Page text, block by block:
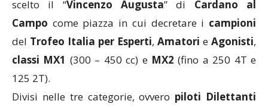
scelto il “Vincenzo Augusta” di Cardano al
Campo come piazza in cui decretare i campioni
del Trofeo Italia per Esperti, Amatori e Agonisti,
classi MX1 (300 – 450 cc) e MX2 (fino a 250 4T e
125 2T).
Divisi nelle tre categorie, ovvero piloti Dilettanti